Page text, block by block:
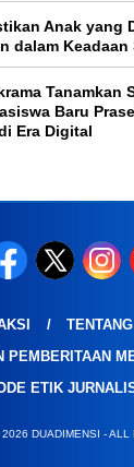
Anak yang
dalam Keadaan
Tanamkan
Baru
Era Digital
TENTANG
PEMBERITAAN
ETIK
DUADIMENSI - ALL